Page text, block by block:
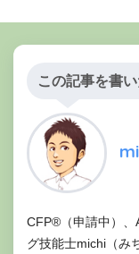
この記事を書
CFP®（申請中）、
グ技能士michi（み